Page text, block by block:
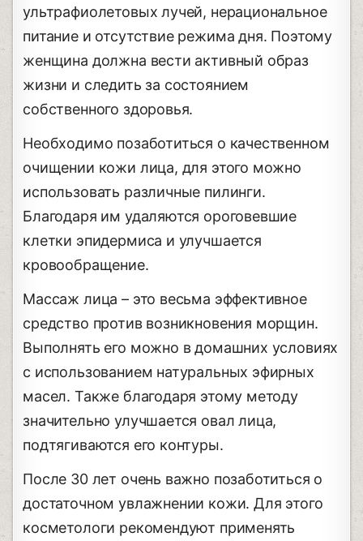
ультрафиолетовых лучей, нерациональное
питание и отсутствие режима дня. Поэтому
женщина должна вести активный образ
жизни и следить за состоянием
собственного здоровья.
Необходимо позаботиться о качественном
очищении кожи лица, для этого можно
использовать различные пилинги.
Благодаря им удаляются ороговевшие
клетки эпидермиса и улучшается
кровообращение.
Массаж лица – это весьма эффективное
средство против возникновения морщин.
Выполнять его можно в домашних условиях
с использованием натуральных эфирных
масел. Также благодаря этому методу
значительно улучшается овал лица,
подтягиваются его контуры.
После 30 лет очень важно позаботиться о
достаточном увлажнении кожи. Для этого
косметологи рекомендуют применять